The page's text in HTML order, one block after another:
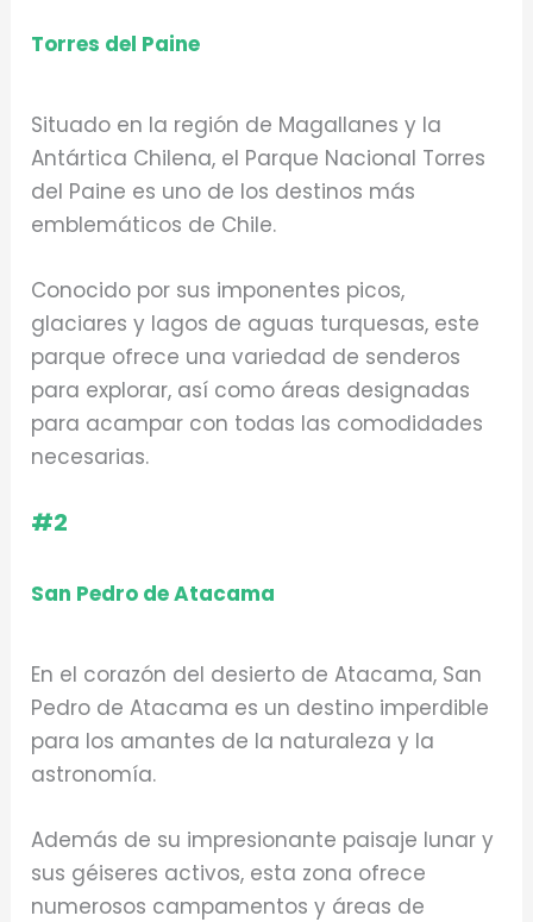
Torres del Paine
Situado en la región de Magallanes y la
Antártica Chilena, el Parque Nacional Torres
del Paine es uno de los destinos más
emblemáticos de Chile.
Conocido por sus imponentes picos,
glaciares y lagos de aguas turquesas, este
parque ofrece una variedad de senderos
para explorar, así como áreas designadas
para acampar con todas las comodidades
necesarias.
#2
San Pedro de Atacama
En el corazón del desierto de Atacama, San
Pedro de Atacama es un destino imperdible
para los amantes de la naturaleza y la
astronomía.
Además de su impresionante paisaje lunar y
sus géiseres activos, esta zona ofrece
numerosos campamentos y áreas de